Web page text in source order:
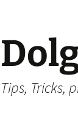
Tips, Tricks,